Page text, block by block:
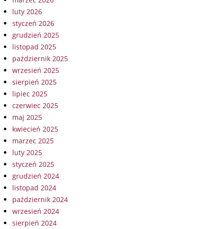
luty 2026
styczeń 2026
grudzień 2025
listopad 2025
październik 2025
wrzesień 2025
sierpień 2025
lipiec 2025
czerwiec 2025
maj 2025
kwiecień 2025
marzec 2025
luty 2025
styczeń 2025
grudzień 2024
listopad 2024
październik 2024
wrzesień 2024
sierpień 2024